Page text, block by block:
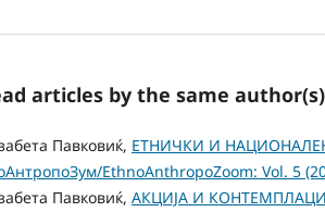
articles by the same author(s)
Павковиќ, ЕТНИЧКИ И
EthnoAnthropoZoom: Vol. 5
Павковиќ, АКЦИЈА И